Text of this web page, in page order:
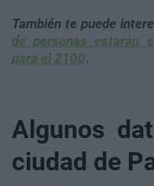
También te puede
de personas estarán
para el 2100.
Algunos
ciudad de